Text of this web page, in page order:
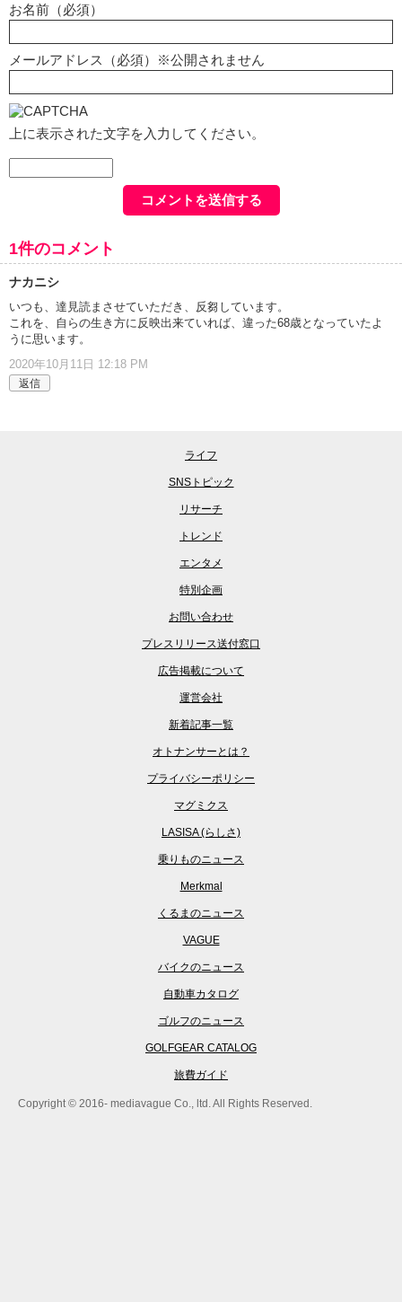
お名前（必須）
メールアドレス（必須）※公開されません
上に表示された文字を入力してください。
1件のコメント
ナカニシ
いつも、達見読まさせていただき、反芻しています。
これを、自らの生き方に反映出来ていれば、違った68歳となっていたよ
うに思います。
2020年10月11日 12:18 PM
返信
ライフ
SNSトピック
リサーチ
トレンド
エンタメ
特別企画
お問い合わせ
プレスリリース送付窓口
広告掲載について
運営会社
新着記事一覧
オトナンサーとは？
プライバシーポリシー
マグミクス
LASISA (らしさ)
乗りものニュース
Merkmal
くるまのニュース
VAGUE
バイクのニュース
自動車カタログ
ゴルフのニュース
GOLFGEAR CATALOG
旅費ガイド
Copyright © 2016- mediavague Co., ltd. All Rights Reserved.